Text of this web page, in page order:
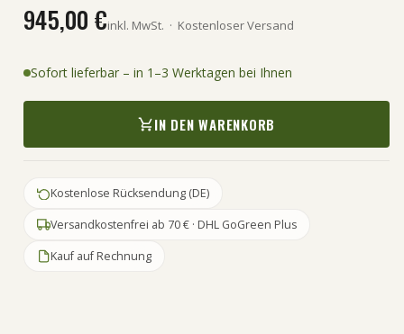
945,00 €inkl. MwSt. · Kostenloser Versand
Sofort lieferbar – in 1–3 Werktagen bei Ihnen
IN DEN WARENKORB
Kostenlose Rücksendung (DE)
Versandkostenfrei ab 70 € · DHL GoGreen Plus
Kauf auf Rechnung